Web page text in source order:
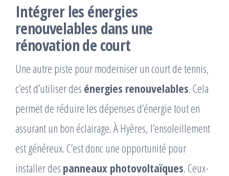
Intégrer les énergies
renouvelables dans une
rénovation de court
Une autre piste pour moderniser un court de tennis,
c’est d’utiliser des énergies renouvelables. Cela
permet de réduire les dépenses d’énergie tout en
assurant un bon éclairage. À Hyères, l’ensoleillement
est généreux. C’est donc une opportunité pour
installer des panneaux photovoltaïques. Ceux-